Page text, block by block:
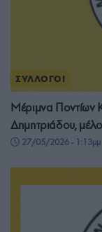
ΣΥΛΛΟΓΟΙ
Μέριμνα Ποντίων
Δημητριάδου,
27/05/2026 - 1:13μμ